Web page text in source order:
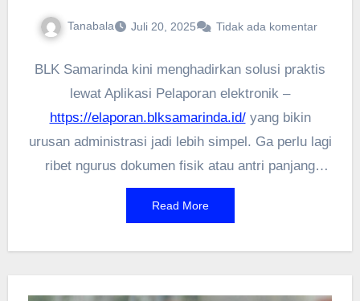
Tanabala Juli 20, 2025 Tidak ada komentar
BLK Samarinda kini menghadirkan solusi praktis
lewat Aplikasi Pelaporan elektronik –
https://elaporan.blksamarinda.id/yang bikin
urusan administrasi jadi lebih simpel. Ga perlu lagi
ribet ngurus dokumen fisik atau antri panjang
karena semua proses bisa dilakukan langsung
dari gadget kamu. Fitur-fitur lengkapnya dirancang
Read More